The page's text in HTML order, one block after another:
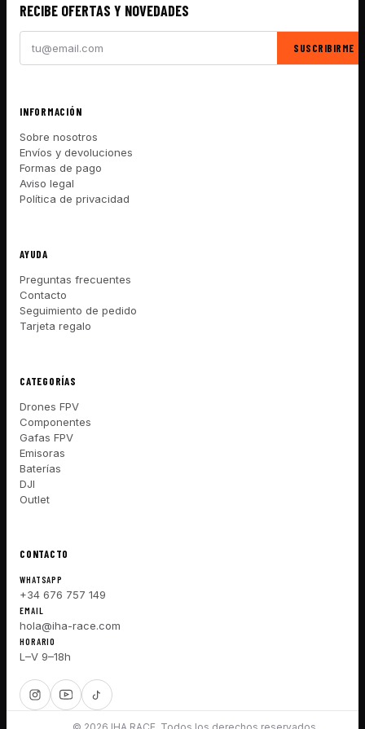
RECIBE OFERTAS Y NOVEDADES
SUSCRIBIRME
INFORMACIÓN
Sobre nosotros
Envíos y devoluciones
Formas de pago
Aviso legal
Política de privacidad
AYUDA
Preguntas frecuentes
Contacto
Seguimiento de pedido
Tarjeta regalo
CATEGORÍAS
Drones FPV
Componentes
Gafas FPV
Emisoras
Baterías
DJI
Outlet
CONTACTO
WHATSAPP
+34 676 757 149
EMAIL
hola@iha-race.com
HORARIO
L–V 9–18h